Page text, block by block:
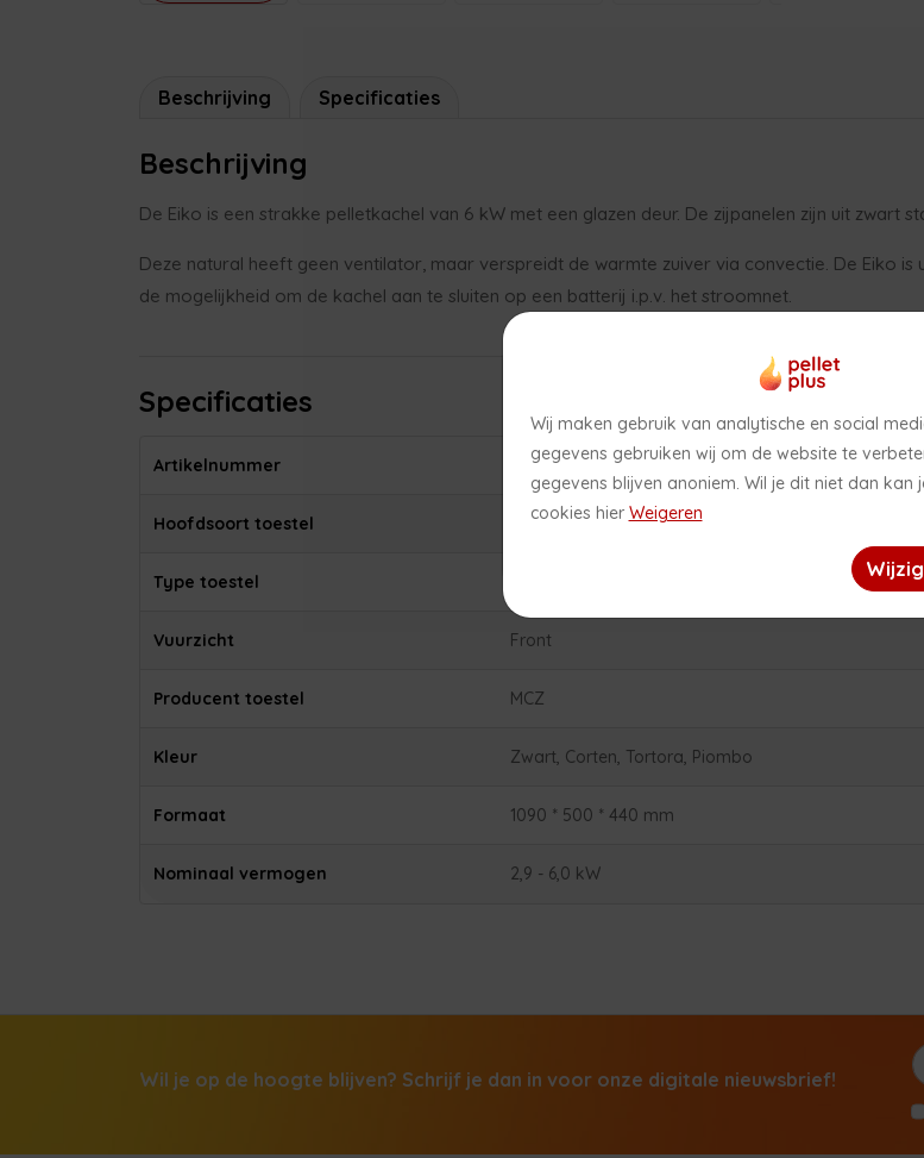
Beschrijving Specificaties
Beschrijving
De Eiko is een strakke pelletkachel van 6 kW met een glazen deur. De zijpanelen zijn uit zwart
Deze natural heeft geen ventilator, maar verspreidt de warmte zuiver via convectie. De Eiko
de mogelijkheid om de kachel aan te sluiten op een batterij i.p.v. het stroomnet.
Specificaties
Artikelnummer MCZP39
Hoofdsoort toestel Pelletkachel
Type toestel
Vuurzicht Front
Producent toestel MCZ
Kleur Zwart, Corten, Tortora, Piombo
Formaat 1090 * 500 * 440 mm
Nominaal vermogen 2,9 - 6,0 kW
Wil je op de hoogte blijven? Schrijf je dan in voor onze digitale nieuwsbrief!
Openingstijden showroom in de
het is zomer! In de periode van 26 juni 2026 tot en
2026 is daarom onze showroom uitsluitend op
Wij maken gebruik van analytische en social
gegevens gebruiken wij om de website te
gegevens blijven anoniem. Wil je dit niet dan kan
cookies hier Weigeren